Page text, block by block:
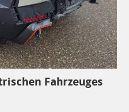
Fahrzeuges